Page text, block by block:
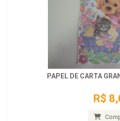
PAPEL DE CARTA
R$